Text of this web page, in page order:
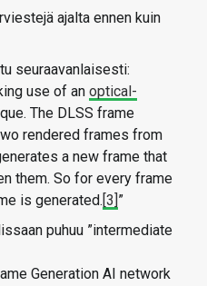
ajalta ennen kuin
seuraavanlaisesti:
use of an optical-
The DLSS frame
rendered frames from
a new frame that
them. So for every frame
is generated.[3]”
puhuu ”intermediate
Generation AI network